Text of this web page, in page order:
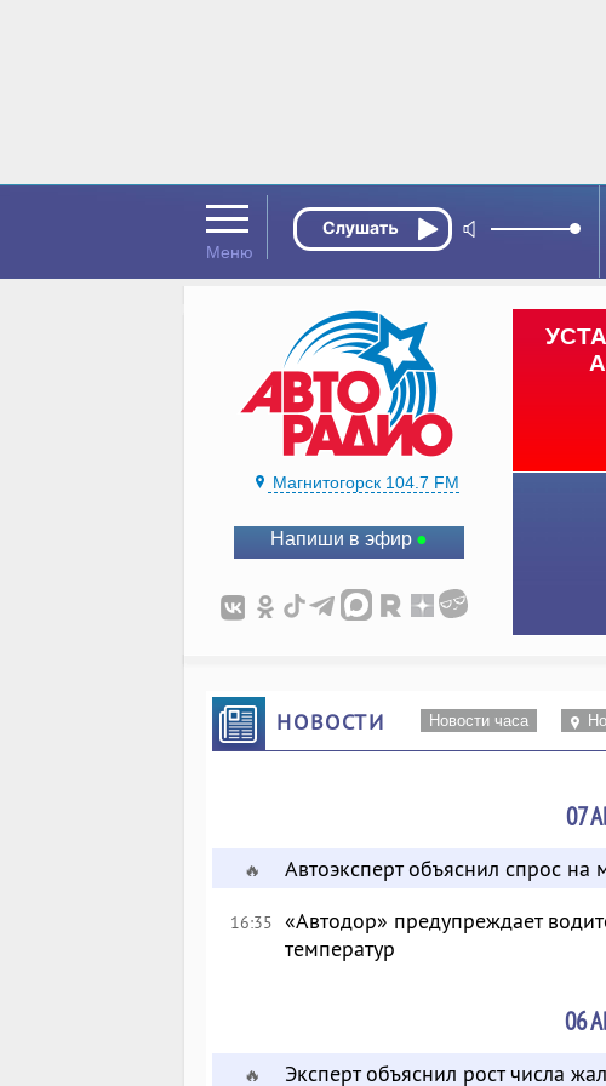
Магнитогорск 104.7 FM
Напиши в эфир
НОВОСТИ Новости часа
07
🔥 Автоэксперт объяснил спрос
16:35 «Автодор» предупреждает
температур
06
🔥 Эксперт объяснил рост числа